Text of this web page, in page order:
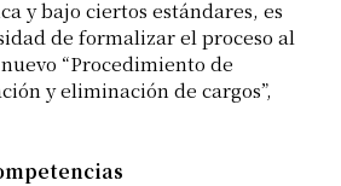
y bajo ciertos estándares, es
de formalizar el proceso al
“Procedimiento de
y eliminación de cargos”,